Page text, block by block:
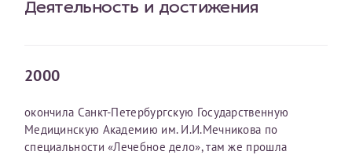
Деятельность и достижения
2000
окончила Санкт-Петербургскую Государственную
Медицинскую Академию им. И.И.Мечникова по
специальности «Лечебное дело», там же прошла
Фамилия*
Имя*